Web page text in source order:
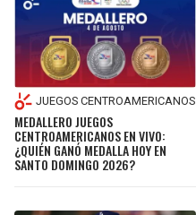
JUEGOS CENTROAMERICANOS
MEDALLERO JUEGOS
CENTROAMERICANOS EN VIVO:
¿QUIÉN GANÓ MEDALLA HOY EN
SANTO DOMINGO 2026?